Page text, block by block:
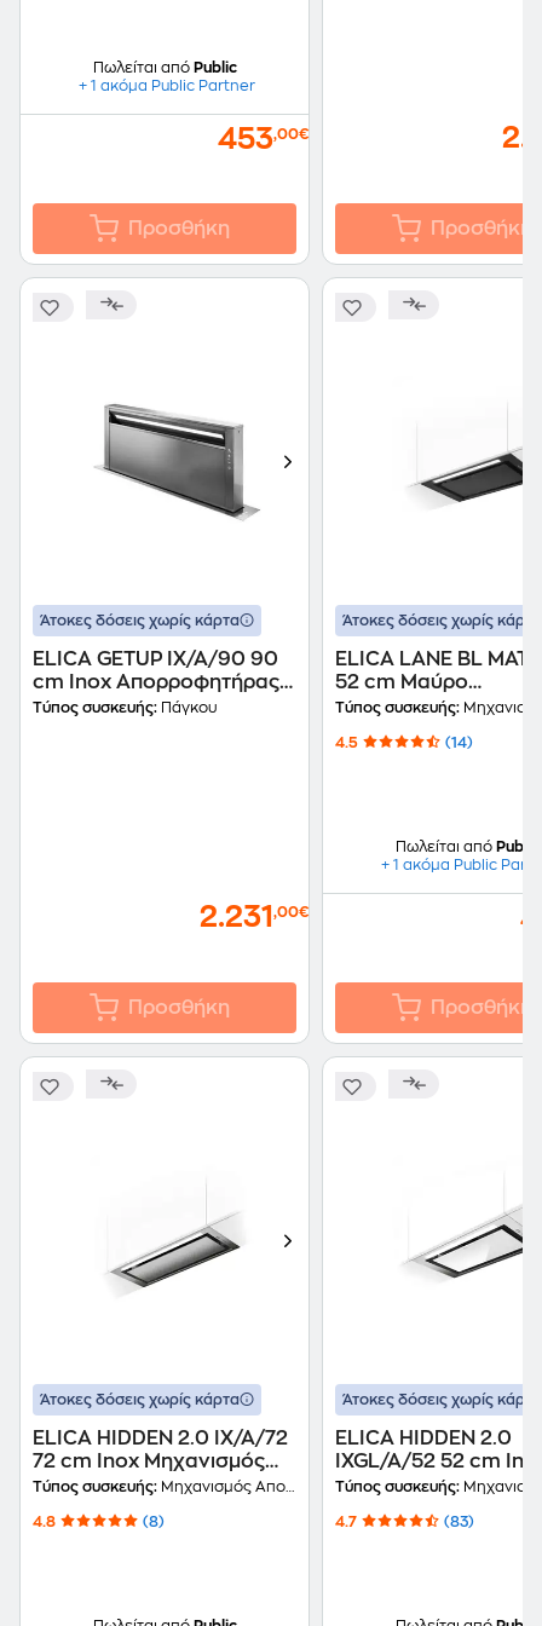
Πωλείται από Public
+ 1 ακόμα Public Partner
453,00€
Προσθήκη Προσθήκη
Άτοκες δόσεις χωρίς κάρτα
ELICA GETUP IX/A/90 90
cm Inox Απορροφητήρας
Πάγκου
Τύπος συσκευής: Πάγκου
2.231 ,00€
Προσθήκη
Άτοκες δόσεις χωρίς κάρτα
ELICA LANE BL
52 cm Μαύρο
Απορροφητήρας
Απορρόφησης
Τύπος συσκευής: Μηχανισμός
4.5 (14)
Πωλείται από Public
+ 1 ακόμα Public
Προσθήκη
Άτοκες δόσεις χωρίς κάρτα
ELICA HIDDEN 2.0 IX/A/72
72 cm Inox Μηχανισμός
Απορρόφησης
Τύπος συσκευής: Μηχανισμός Απορρόφησης
4.8 (8)
Άτοκες δόσεις χωρίς κάρτα
ELICA HIDDEN 2.0
IXGL/A/52 52 cm
Μηχανισμός
Τύπος συσκευής: Μηχανισμός
4.7 (83)